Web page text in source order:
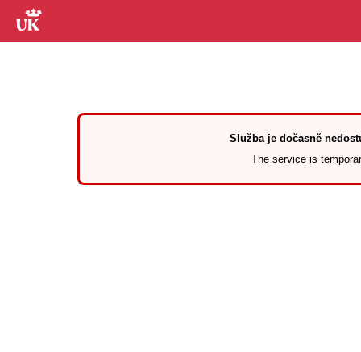
Služba je dočasně
The service is